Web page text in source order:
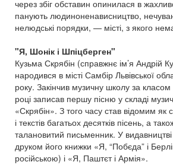
через збіг обставин опинилася в
панують людиноненависництво,
нелюдські порядки, — місті, з якого
"Я, Шонік і Шпіцберген"
Кузьма Скрябін (справжнє ім’я Андрій
народився в місті Самбір Львівської
року. Закінчив музичну школу за
році записав першу пісню у складі
«Скрябін». З того часу став відомим як
і текстів багатьох десятків пісень, а
талановитий письменник. У
друком його книжки «Я, “Побєда” і
російською) і «Я, Паштєт і Армія».